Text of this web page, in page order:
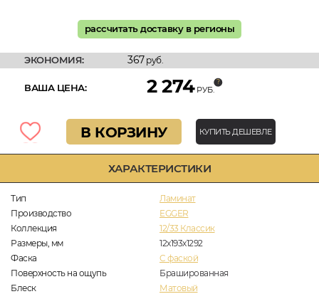
ХАРАКТЕРИСТИКИ
Тип
Ламинат
Производство
EGGER
Коллекция
12/33 Классик
Размеры, мм
12x193х1292
Фаска
C фаской
Поверхность на ощупь
Брашированная
Блеск
Матовый
рассчитать доставку в регионы
ЭКОНОМИЯ: 367руб.
ВАША ЦЕНА: 2 274 РУБ.
В КОРЗИНУ КУПИТЬ ДЕШЕВЛЕ